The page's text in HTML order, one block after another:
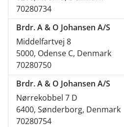
70280734
Brdr. A & O Johansen A/S
Middelfartvej 8
5000, Odense C, Denmark
70280750
Brdr. A & O Johansen A/S
Nørrekobbel 7 D
6400, Sønderborg, Denmark
70280754